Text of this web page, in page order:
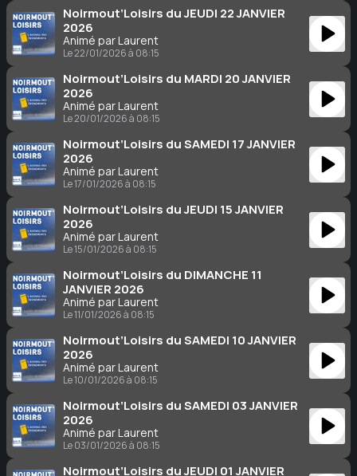
Noirmout’Loisirs du JEUDI 22 JANVIER
2026
Animé par Laurent
Le 22/01/2026 à 08:15
Noirmout’Loisirs du MARDI 20 JANVIER
2026
Animé par Laurent
Le 20/01/2026 à 08:15
Noirmout’Loisirs du SAMEDI 17 JANVIER
2026
Animé par Laurent
Le 17/01/2026 à 08:15
Noirmout’Loisirs du JEUDI 15 JANVIER
2026
Animé par Laurent
Le 15/01/2026 à 08:15
Noirmout’Loisirs du DIMANCHE 11
JANVIER 2026
Animé par Laurent
Le 11/01/2026 à 08:15
Noirmout’Loisirs du SAMEDI 10 JANVIER
2026
Animé par Laurent
Le 10/01/2026 à 08:15
Noirmout’Loisirs du SAMEDI 03 JANVIER
2026
Animé par Laurent
Le 03/01/2026 à 08:15
Noirmout’Loisirs du JEUDI 01 JANVIER